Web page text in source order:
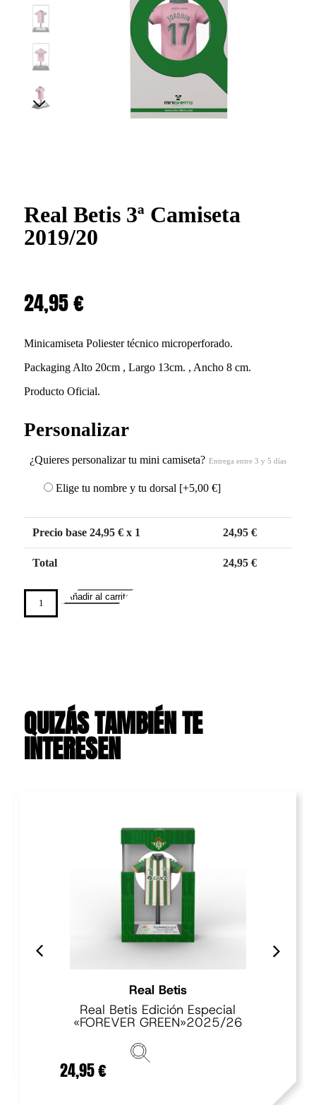
Real Betis 3ª Camiseta
2019/20
24,95€
Minicamiseta Poliester técnico microperforado.
Packaging Alto 20cm , Largo 13cm. , Ancho 8 cm.
Producto Oficial.
Personalizar
¿Quieres personalizar tu mini camiseta? Entrega entre 3 y 5 días
Elige tu nombre y tu dorsal [+5,00 €]
Precio base 24,95 € x 1 24,95 €
Total 24,95 €
Añadir al carrito
QUIZÁS TAMBIÉN TE
INTERESEN
Real Betis
Real Betis Edición Especial
«FOREVER GREEN»2025/26
24,95€